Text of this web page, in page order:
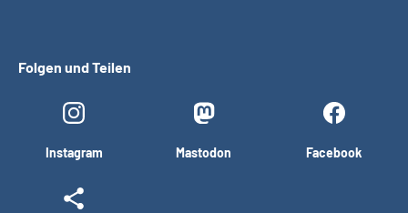
Folgen und Teilen
Instagram Mastodon Facebook